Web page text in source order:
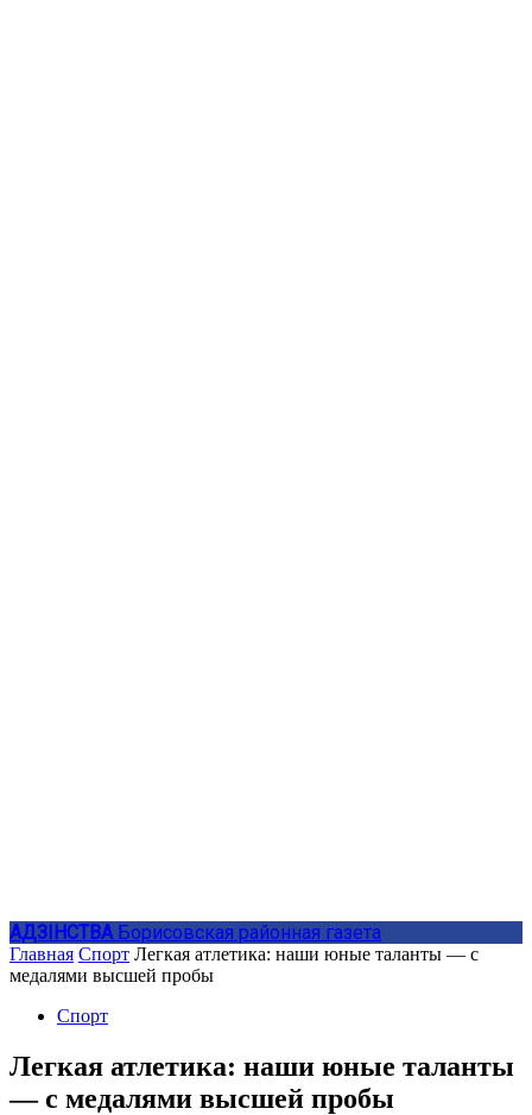
АДЗIНСТВА Борисовская районная газета
Главная Спорт Легкая атлетика: наши юные таланты — с
медалями высшей пробы
Спорт
Легкая атлетика: наши юные таланты
— с медалями высшей пробы